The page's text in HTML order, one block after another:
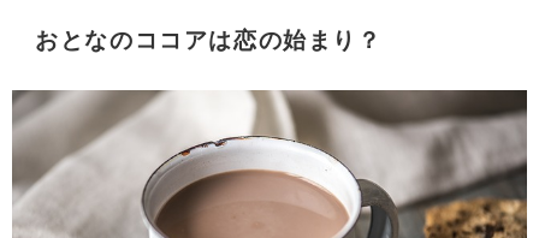
おとなのココアは恋の始まり？